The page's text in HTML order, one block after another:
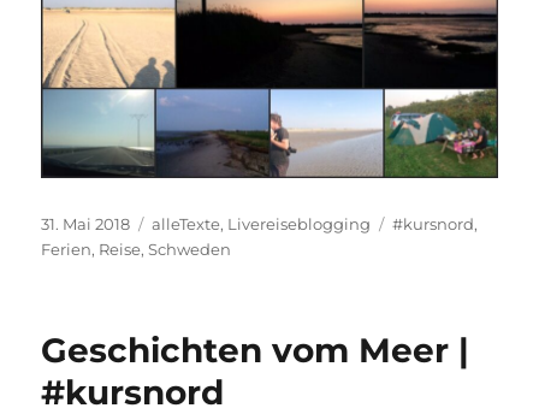
Veröffentlicht
am
31. Mai 2018 Kategorien
alleTexte, Livereiseblogging Schlagwörter
#kursnord,
Ferien, Reise,Schweden
Geschichten vom Meer |
#kursnord